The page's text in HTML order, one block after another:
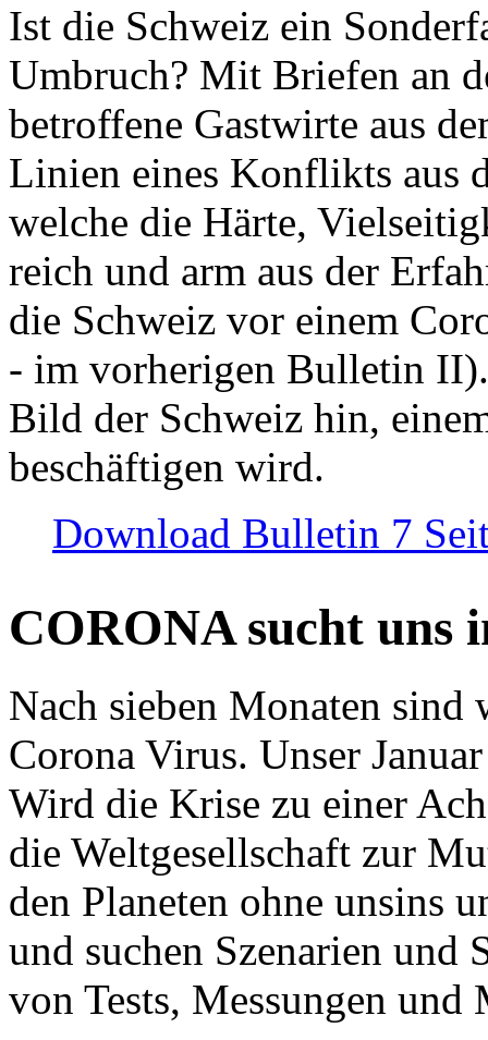
Ist die Schweiz ein
Umbruch? Mit Briefen an
betroffene Gastwirte aus
Linien eines Konflikts aus
welche die Härte,
reich und arm aus der
die Schweiz vor einem
- im vorherigen Bulletin
Bild der Schweiz hin,
beschäftigen wird.
Download Bulletin 7
CORONA sucht uns
Nach sieben Monaten
Corona Virus. Unser
Wird die Krise zu einer
die Weltgesellschaft zur
den Planeten ohne unsins
und suchen Szenarien und
von Tests, Messungen und